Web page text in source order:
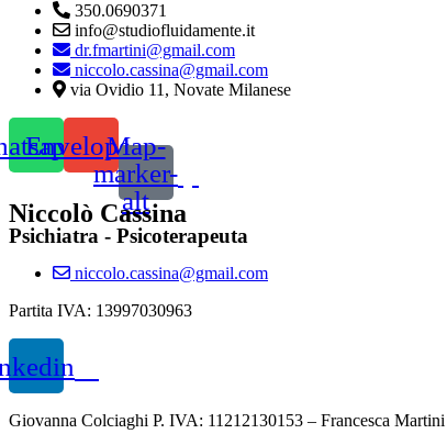
350.0690371
info@studiofluidamente.it
dr.fmartini@gmail.com
niccolo.cassina@gmail.com
via Ovidio 11, Novate Milanese
EnvelopeMap-
marker-
alt
Niccolò Cassina
Psichiatra - Psicoterapeuta
niccolo.cassina@gmail.com
Partita IVA: 13997030963
Giovanna Colciaghi P. IVA: 11212130153 – Francesca